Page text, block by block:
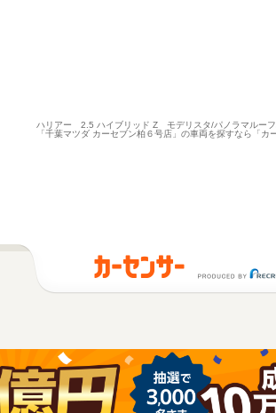
ハリアー 2.5 ハイブリッド Z モデリスタ/パノラマルーフ/
「千葉マツダ カーセブン柏６号店」の車両を探すなら「カ